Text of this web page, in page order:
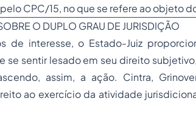
CPC/15, no que se refere ao objeto
O DUPLO GRAU DE JURISDIÇÃO
de interesse, o Estado-Juiz
se sentir lesado em seu direito
assim, a ação. Cintra,
ao exercício da atividade